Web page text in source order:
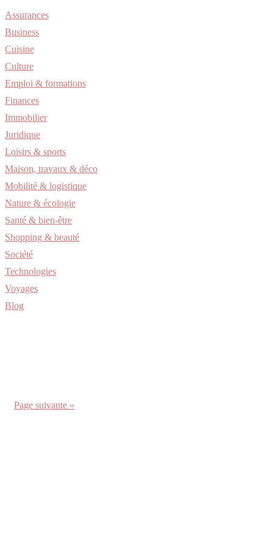
Assurances
Business
Cuisine
Culture
Emploi & formations
Finances
Immobilier
Juridique
Loisirs & sports
Maison, travaux & déco
Mobilité & logistique
Nature & écologie
Santé & bien-être
Shopping & beauté
Société
Technologies
Voyages
Blog
Page suivante »